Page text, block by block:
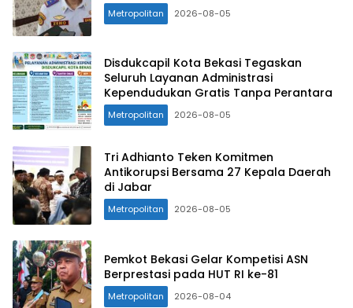
Metropolitan 2026-08-05
Disdukcapil Kota Bekasi Tegaskan
Seluruh Layanan Administrasi
Kependudukan Gratis Tanpa Perantara
Metropolitan 2026-08-05
Tri Adhianto Teken Komitmen
Antikorupsi Bersama 27 Kepala Daerah
di Jabar
Metropolitan 2026-08-05
Pemkot Bekasi Gelar Kompetisi ASN
Berprestasi pada HUT RI ke-81
Metropolitan 2026-08-04